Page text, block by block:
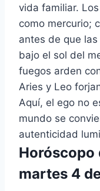
vida familiar.
como mercurio;
antes de que
bajo el sol del
fuegos arden
Aries y Leo
Aquí, el ego no
mundo se
autenticidad
Horóscopo
martes 4